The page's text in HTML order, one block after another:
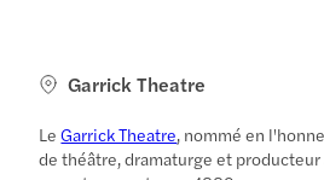
Garrick Theatre
LeGarrick Theatre, nommé en
de théâtre, dramaturge et producteur